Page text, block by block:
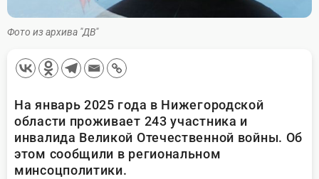
Фото из архива "ДВ"
На январь 2025 года в Нижегородской
области проживает 243 участника и
инвалида Великой Отечественной войны. Об
этом сообщили в региональном
минсоцполитики.